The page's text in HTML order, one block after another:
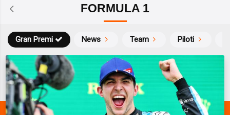
FORMULA 1
News
Gran Premi Team Piloti